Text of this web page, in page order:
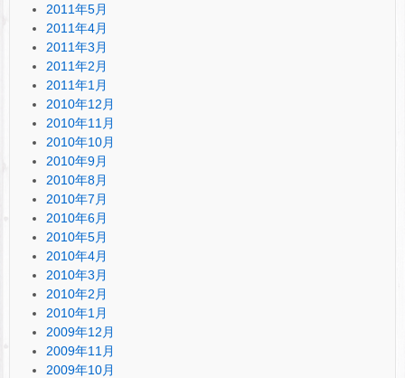
2011年5月
2011年4月
2011年3月
2011年2月
2011年1月
2010年12月
2010年11月
2010年10月
2010年9月
2010年8月
2010年7月
2010年6月
2010年5月
2010年4月
2010年3月
2010年2月
2010年1月
2009年12月
2009年11月
2009年10月